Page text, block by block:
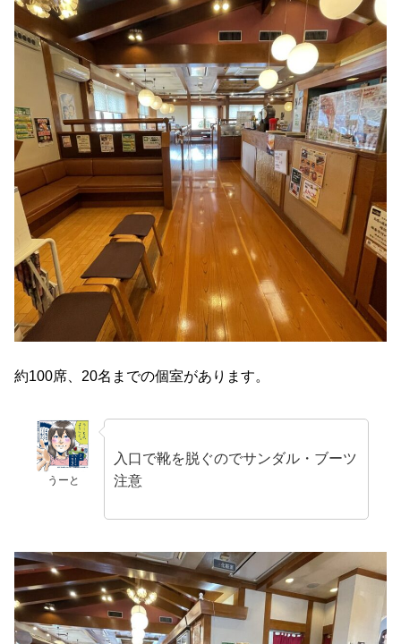
約100席、20名までの個室があります。
うーと
入口で靴を脱ぐのでサンダル・ブーツ
注意